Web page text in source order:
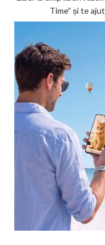
Time” și te